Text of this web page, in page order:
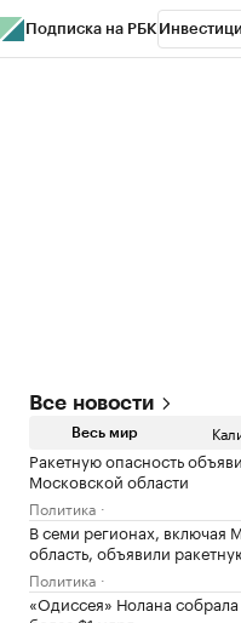
Подписка на РБК
Все новости
Весь мир
Ракетную опасность
Московской области
Политика
В семи регионах, включая
область, объявили
Политика
«Одиссея» Нолана